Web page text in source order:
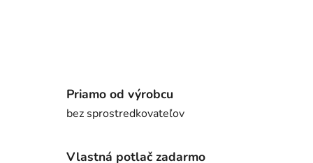
Priamo od výrobcu
bez sprostredkovateľov
Vlastná potlač zadarmo